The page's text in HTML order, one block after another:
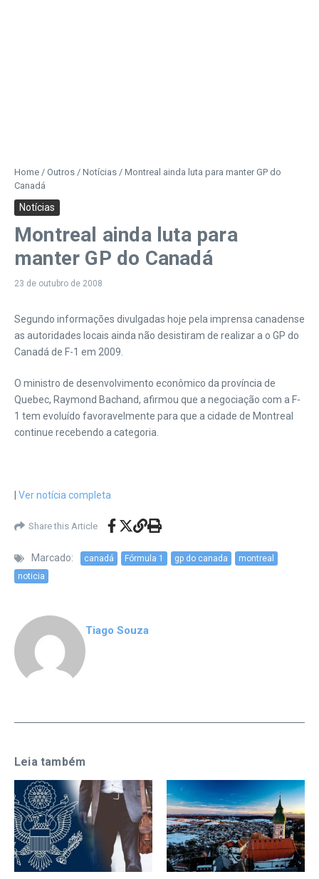
Home / Outros / Notícias / Montreal ainda luta para manter GP do
Canadá
Notícias
Montreal ainda luta para
manter GP do Canadá
23 de outubro de 2008
Segundo informações divulgadas hoje pela imprensa canadense
as autoridades locais ainda não desistiram de realizar a o GP do
Canadá de F-1 em 2009.
O ministro de desenvolvimento econômico da província de
Quebec, Raymond Bachand, afirmou que a negociação com a F-
1 tem evoluído favoravelmente para que a cidade de Montreal
continue recebendo a categoria.
Ver notícia completa
Share this Article
Marcado: canadá Fórmula 1 gp do canada
montreal
noticia
Tiago Souza
Leia também